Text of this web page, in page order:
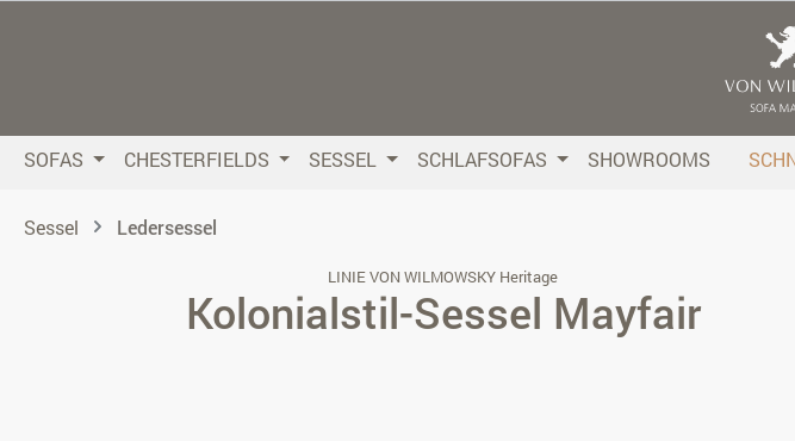
SOFAS CHESTERFIELDS SESSEL SCHLAFSOFAS SHOWROOMS
Sessel Ledersessel
LINIE VON WILMOWSKY Heritage
Kolonialstil-Sessel Mayfair